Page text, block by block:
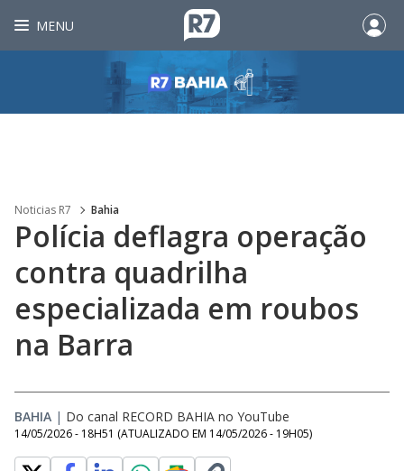
MENU
Noticias R7 Bahia
Polícia deflagra operação
contra quadrilha
especializada em roubos
na Barra
BAHIA | Do canal RECORD BAHIA no YouTube
14/05/2026 - 18H51 (ATUALIZADO EM 14/05/2026 - 19H05)